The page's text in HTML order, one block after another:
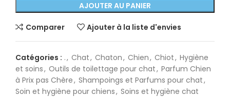
AJOUTER AU PANIER
Comparer Ajouter à la liste d'envies
Catégories : ., Chat, Chaton, Chien, Chiot, Hygiène
et soins, Outils de toilettage pour chat, Parfum Chien
à Prix pas Chère, Shampoings et Parfums pour chat,
Soin et hygiène pour chiens, Soins et hygiène chat